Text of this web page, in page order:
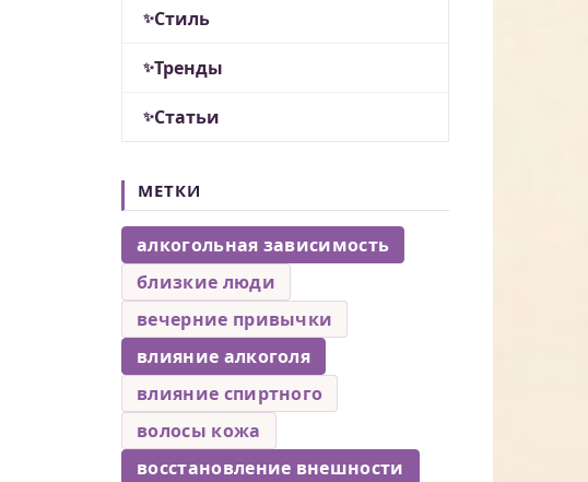
Стиль
Тренды
Статьи
МЕТКИ
алкогольная зависимость
близкие люди
вечерние привычки
влияние алкоголя
влияние спиртного
волосы кожа
восстановление внешности